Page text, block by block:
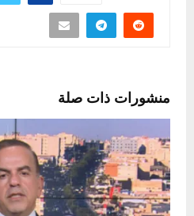
منشورات ذات صلة